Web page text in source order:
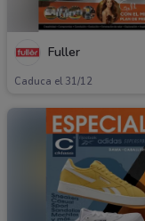
Fuller
Caduca el 31/12